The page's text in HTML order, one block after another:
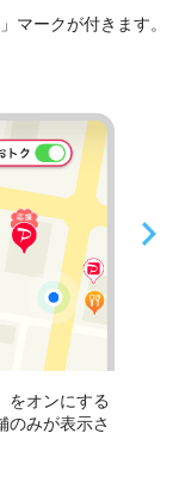
マークが付きます。
をオンにする
のみが表示さ